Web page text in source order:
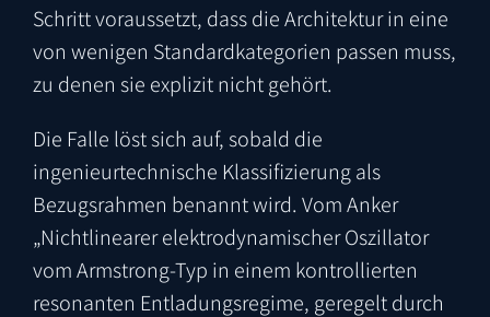
Schritt voraussetzt, dass die Architektur in eine
von wenigen Standardkategorien passen muss,
zu denen sie explizit nicht gehört.
Die Falle löst sich auf, sobald die
ingenieurtechnische Klassifizierung als
Bezugsrahmen benannt wird. Vom Anker
„Nichtlinearer elektrodynamischer Oszillator
vom Armstrong-Typ in einem kontrollierten
resonanten Entladungsregime, geregelt durch